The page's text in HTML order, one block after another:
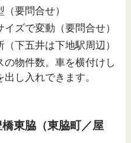
要問合せ）
イズで変動（要問合せ）
（下五井は下地駅周辺）
の物件数。車を横付けし
し入れできます。
橋東脇（東脇町／屋